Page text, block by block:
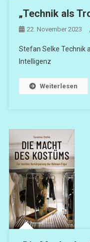
„Technik als
22. November 2023
Stefan Selke Technik
Intelligenz
Weiterlesen